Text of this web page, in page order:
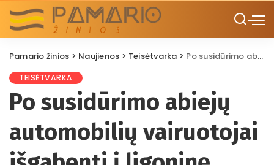
Pamario žinios > Naujienos > Teisėtvarka > Po susidūrimo abiejų automobilių vairuotojai išgabenti į ligoninę
TEISĖTVARKA
Po susidūrimo abiejų
automobilių vairuotojai